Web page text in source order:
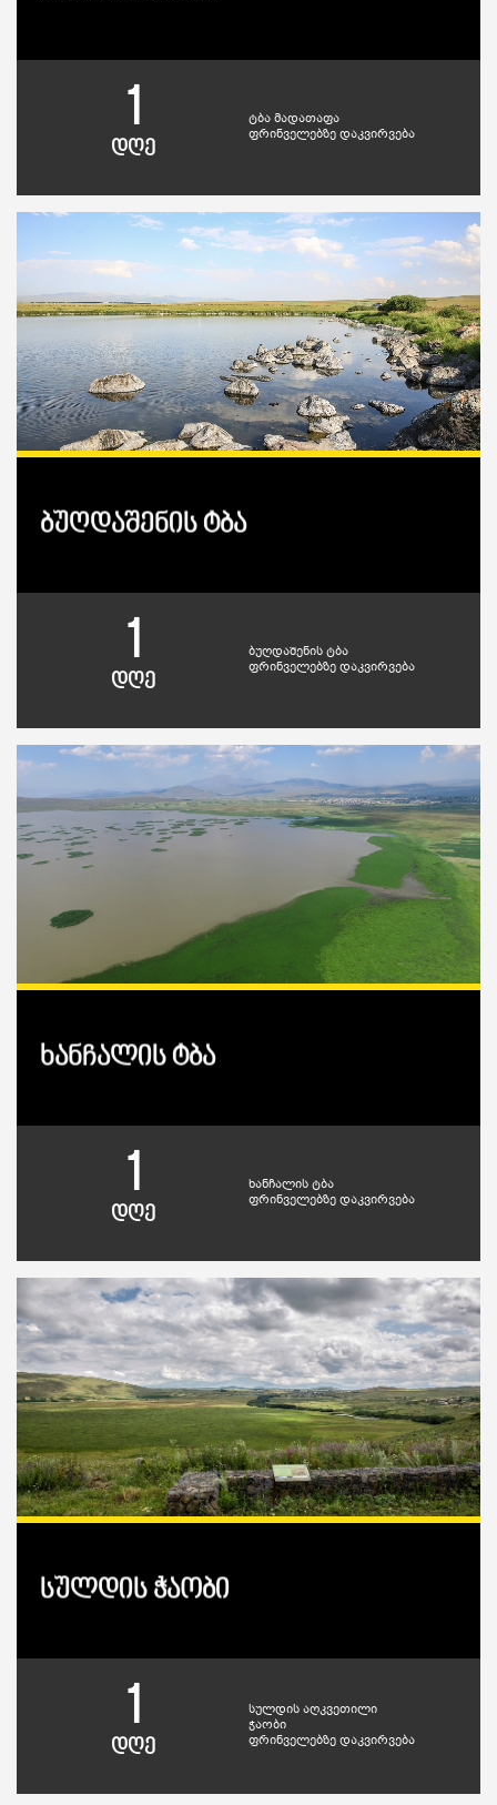
1
დღე
ტბა მადათაფა
ფრინველებზე დაკვირვება
ბუღდაშენის ტბა
1
დღე
ბუღდაშენის ტბა
ფრინველებზე დაკვირვება
ხანჩალის ტბა
1
დღე
ხანჩალის ტბა
ფრინველებზე დაკვირვება
სულდის ჭაობი
1
დღე
სულდის აღკვეთილი
ჭაობი
ფრინველებზე დაკვირვება